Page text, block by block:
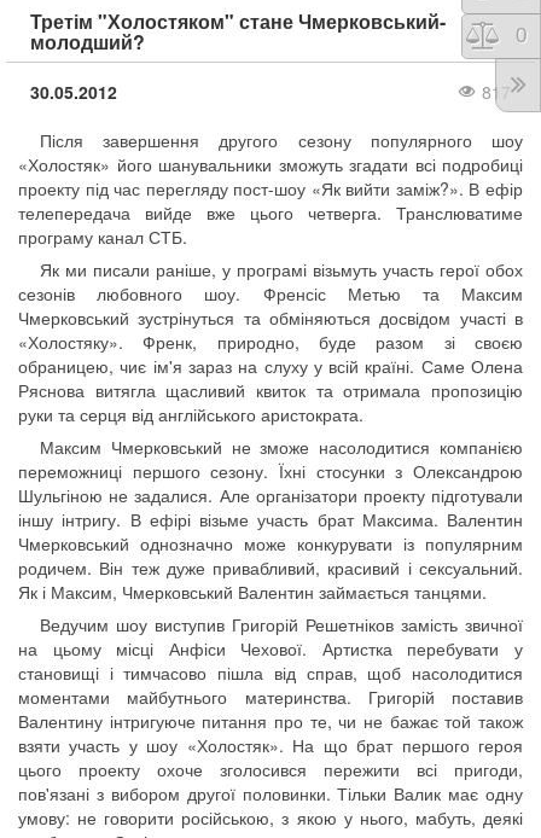
Третім "Холостяком" стане Чмерковський-
молодший?
30.05.2012
817
Після завершення другого сезону популярного шоу
«Холостяк» його шанувальники зможуть згадати всі подробиці
проекту під час перегляду пост-шоу «Як вийти заміж?». В ефір
телепередача вийде вже цього четверга. Транслюватиме
програму канал СТБ.
Як ми писали раніше, у програмі візьмуть участь герої обох
сезонів любовного шоу. Френсіс Метью та Максим
Чмерковський зустрінуться та обміняються досвідом участі в
«Холостяку». Френк, природно, буде разом зі своєю
обраницею, чиє ім'я зараз на слуху у всій країні. Саме Олена
Ряснова витягла щасливий квиток та отримала пропозицію
руки та серця від англійського аристократа.
Максим Чмерковський не зможе насолодитися компанією
переможниці першого сезону. Їхні стосунки з Олександрою
Шульгіною не задалися. Але організатори проекту підготували
іншу інтригу. В ефірі візьме участь брат Максима. Валентин
Чмерковський однозначно може конкурувати із популярним
родичем. Він теж дуже привабливий, красивий і сексуальний.
Як і Максим, Чмерковський Валентин займається танцями.
Ведучим шоу виступив Григорій Решетніков замість звичної
на цьому місці Анфіси Чехової. Артистка перебувати у
становищі і тимчасово пішла від справ, щоб насолодитися
моментами майбутнього материнства. Григорій поставив
Валентину інтригуюче питання про те, чи не бажає той також
взяти участь у шоу «Холостяк». На що брат першого героя
цього проекту охоче зголосився пережити всі пригоди,
пов'язані з вибором другої половинки. Тільки Валик має одну
умову: не говорити російською, з якою у нього, мабуть, деякі
0